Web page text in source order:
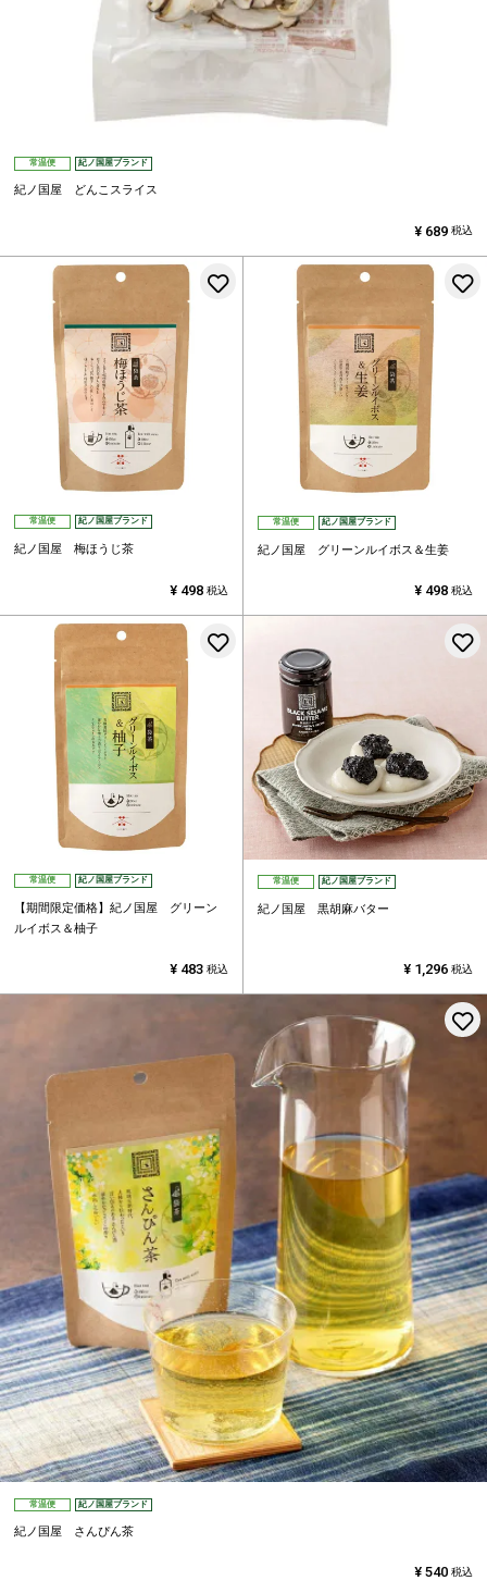
常温便 紀ノ国屋ブランド
紀ノ国屋 どんこスライス
¥ 689 税込
常温便 紀ノ国屋ブランド
紀ノ国屋 梅ほうじ茶
お気に入りに登録する
¥ 498 税込
常温便 紀ノ国屋ブランド
紀ノ国屋 グリーンルイボス＆生姜
¥ 498 税込
常温便 紀ノ国屋ブランド
【期間限定価格】紀ノ国屋 グリーン
ルイボス＆柚子
¥ 483 税込
常温便 紀ノ国屋ブランド
紀ノ国屋 黒胡麻バター
¥ 1,296 税込
常温便 紀ノ国屋ブランド
紀ノ国屋 さんぴん茶
¥ 540 税込